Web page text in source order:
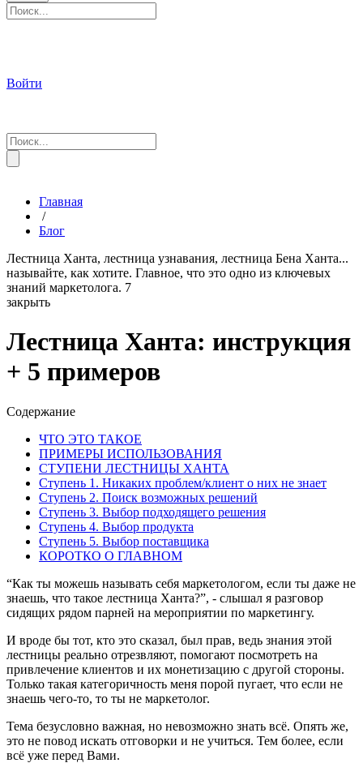
Войти
Главная
/
Блог
Лестница Ханта, лестница узнавания, лестница Бена Ханта...
называйте, как хотите. Главное, что это одно из ключевых
знаний маркетолога. 7
закрыть
Лестница Ханта: инструкция
+ 5 примеров
Содержание
ЧТО ЭТО ТАКОЕ
ПРИМЕРЫ ИСПОЛЬЗОВАНИЯ
СТУПЕНИ ЛЕСТНИЦЫ ХАНТА
Ступень 1. Никаких проблем/клиент о них не знает
Ступень 2. Поиск возможных решений
Ступень 3. Выбор подходящего решения
Ступень 4. Выбор продукта
Ступень 5. Выбор поставщика
КОРОТКО О ГЛАВНОМ
“Как ты можешь называть себя маркетологом, если ты даже не
знаешь, что такое лестница Ханта?”, - слышал я разговор
сидящих рядом парней на мероприятии по маркетингу.
И вроде бы тот, кто это сказал, был прав, ведь знания этой
лестницы реально отрезвляют, помогают посмотреть на
привлечение клиентов и их монетизацию с другой стороны.
Только такая категоричность меня порой пугает, что если не
знаешь чего-то, то ты не маркетолог.
Тема безусловно важная, но невозможно знать всё. Опять же,
это не повод искать отговорки и не учиться. Тем более, если
всё уже перед Вами.